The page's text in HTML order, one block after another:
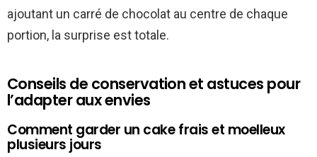
ajoutant un carré de chocolat au centre de chaque
portion, la surprise est totale.
Conseils de conservation et astuces pour
l’adapter aux envies
Comment garder un cake frais et moelleux
plusieurs jours